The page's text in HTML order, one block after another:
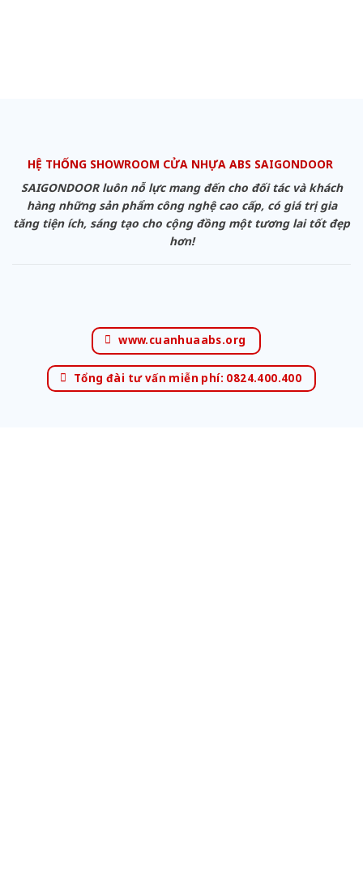
HỆ THỐNG SHOWROOM CỬA NHỰA ABS SAIGONDOOR
SAIGONDOOR luôn nỗ lực mang đến cho đối tác và khách
hàng những sản phẩm công nghệ cao cấp, có giá trị gia
tăng tiện ích, sáng tạo cho cộng đồng một tương lai tốt đẹp
hơn!
www.cuanhuaabs.org
Tổng đài tư vấn miễn phí: 0824.400.400